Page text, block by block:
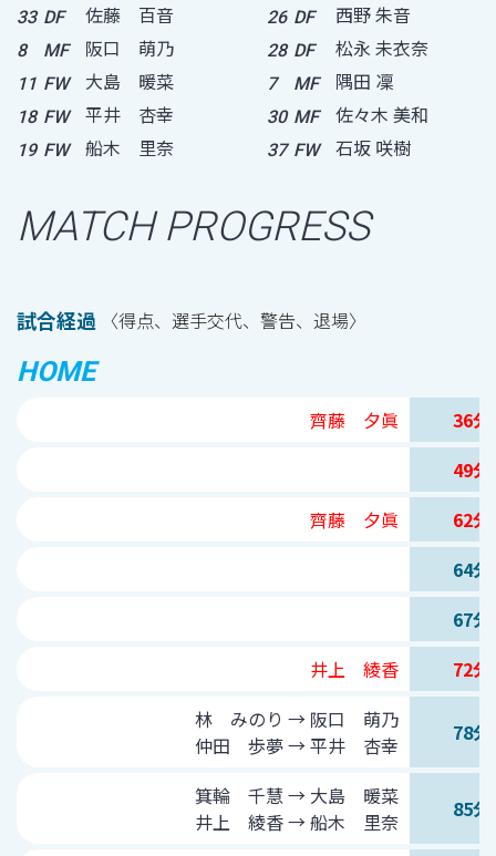
33 DF 佐藤 百音
8 MF 阪口 萌乃
11 FW 大島 暖菜
18 FW 平井 杏幸
19 FW 船木 里奈
26 DF 西野 朱音
28 DF 松永 未衣奈
7 MF 隅田 凜
30 MF 佐々木 美和
37 FW 石坂 咲樹
MATCH PROGRESS
試合経過 〈得点、選手交代、警告、退場〉
HOME
齊藤 夕眞
36
49
齊藤 夕眞
62
64
67
井上 綾香
72
林 みのり → 阪口 萌乃
仲田 歩夢 → 平井 杏幸
78
箕輪 千慧 → 大島 暖菜
井上 綾香 → 船木 里奈
85